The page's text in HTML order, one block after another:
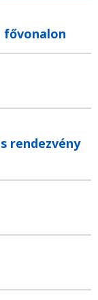
fővonalon
rendezvény